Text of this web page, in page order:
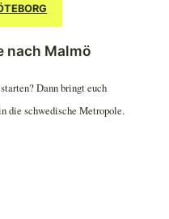
nach Malmö
Dann bringt euch
die schwedische Metropole.